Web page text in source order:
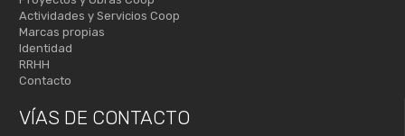
Actividades y Servicios Coop
Marcas propias
Identidad
RRHH
Contacto
VÍAS DE CONTACTO